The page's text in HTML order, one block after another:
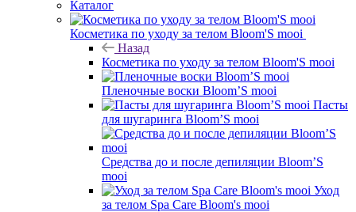
Каталог
Косметика по уходу за телом Bloom'S mooi
Назад
Косметика по уходу за телом Bloom'S mooi
Пленочные воски Bloom’S mooi
Пасты
для шугаринга Bloom’S mooi
Средства до и после депиляции Bloom’S
mooi
Уход
за телом Spa Care Bloom's mooi